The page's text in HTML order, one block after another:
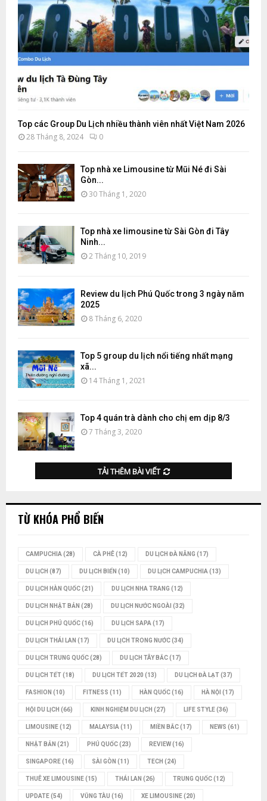
Top các Group Du Lịch nhiều thành viên nhất Việt Nam 2026
28 Tháng 8, 2024 0
Top nhà xe Limousine từ Mũi Né đi Sài
Gòn...
30 Tháng 1, 2020
Top nhà xe limousine từ Sài Gòn đi Tây
Ninh...
2 Tháng 10, 2019
Review du lịch Phú Quốc trong 3 ngày năm
2025
8 Tháng 6, 2020
Top 5 group du lịch nổi tiếng nhất mạng
xã...
14 Tháng 1, 2021
Top 4 quán trà dành cho chị em dịp 8/3
7 Tháng 3, 2020
TẢI THÊM BÀI VIẾT
TỪ KHÓA PHỔ BIẾN
CAMPUCHIA (28) CÀ PHÊ(12) DU LỊCH ĐÀ NẴNG (17)
DU LỊCH (87) DU LỊCH BIỂN (10) DU LỊCH CAMPUCHIA (13)
DU LỊCH HÀN QUỐC(21) DU LỊCH NHA TRANG (12)
DU LỊCH NHẬT BẢN (28) DU LỊCH NƯỚC NGOÀI (32)
DU LỊCH PHÚ QUỐC(16) DU LỊCH SAPA (17)
DU LỊCH THÁI LAN (17) DU LỊCH TRONG NƯỚC(34)
DU LỊCH TRUNG QUỐC(28) DU LỊCH TÂY BẮC(17)
DU LỊCH TẾT(18) DU LỊCH TẾT 2020 (13) DU LỊCH ĐÀ LẠT(37)
FASHION (10) FITNESS (11) HÀN QUỐC(16) HÀ NỘI (17)
HỘI DU LỊCH (66) KINH NGHIỆM DU LỊCH (27) LIFE STYLE(36)
LIMOUSINE(12) MALAYSIA (11) MIỀN BẮC(17) NEWS (61)
NHẬT BẢN (21) PHÚ QUỐC(23) REVIEW(16)
SINGAPORE(16) SÀI GÒN (11) TECH (24)
THUÊ XE LIMOUSINE(15) THÁI LAN (26) TRUNG QUỐC(12)
UPDATE(54) VŨNG TÀU (16) XE LIMOUSINE(20)